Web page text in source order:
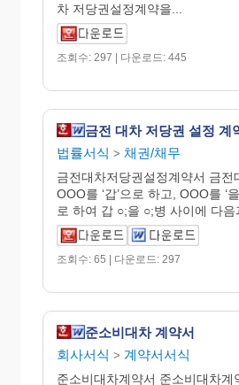
차 저당권설정계약을...
조회수: 297 | 다운로드: 445
금전 대차 저당권 설정 계
법률서식 > 채권/채무
금전대차저당권설정계약서 금전
OOO를 ‘갑’으로 하고, OOO를 ‘
로 하여 갑 ○;을 ○;병 사이에 다음
조회수: 65 | 다운로드: 297
준소비대차 계약서
회사서식 > 계약서서식
준소비대차계약서 준소비대차계